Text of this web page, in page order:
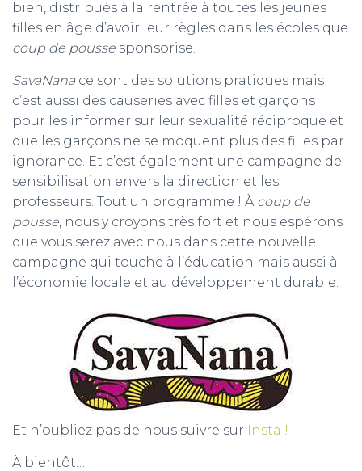
bien, distribués à la rentrée à toutes les jeunes
filles en âge d’avoir leur règles dans les écoles que
coup de pousse sponsorise.
SavaNanace sont des solutions pratiques mais
c’est aussi des causeries avec filles et garçons
pour les informer sur leur sexualité réciproque et
que les garçons ne se moquent plus des filles par
ignorance. Et c’est également une campagne de
sensibilisation envers la direction et les
professeurs. Tout un programme ! À coup de
pousse, nous y croyons très fort et nous espérons
que vous serez avec nous dans cette nouvelle
campagne qui touche à l’éducation mais aussi à
l’économie locale et au développement durable.
Et n’oubliez pas de nous suivre sur Insta !
À bientôt…